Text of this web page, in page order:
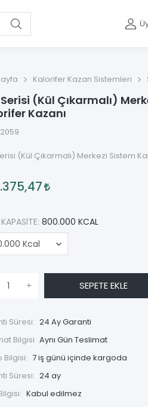
Kalorifer Kazan Sistemleri
Serisi (Kül Çıkarmalı)
Kazanı
(Kül Çıkarmalı) Merkezi Sistem
800.000 KCAL
+ SEPETE EKLE
Süresi: 24 Ay Garanti
Bilgisi Aynı Gün Teslimat
Bilgisi: 7 iş günü içinde kargoda
Süresi: 24 ay